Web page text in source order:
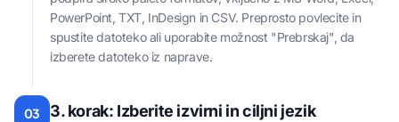
PowerPoint, TXT, InDesign in CSV. Preprosto povlecite in
spustite datoteko ali uporabite možnost "Prebrskaj", da
izberete datoteko iz naprave.
03 3. korak: Izberite izvirni in ciljni jezik